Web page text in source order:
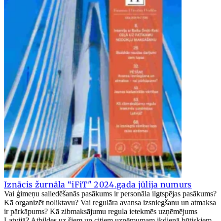
Iznācis žurnāla “iFiT" 2024.gada jūlija numurs
Vai ģimeņu saliedēšanās pasākums ir personāla ilgtspējas pasākums?
Kā organizēt noliktavu? Vai regulāra avansa izsniegšanu un atmaksa
ir pārkāpums? Kā zibmaksājumu regula ietekmēs uzņēmējums